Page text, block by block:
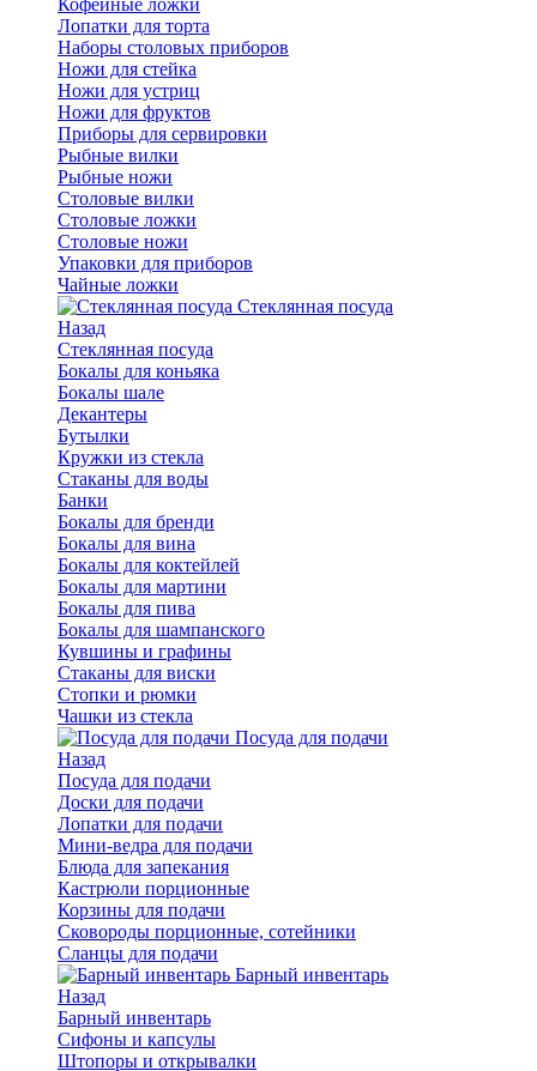
Лопатки для торта
Наборы столовых приборов
Ножи для стейка
Ножи для устриц
Ножи для фруктов
Приборы для сервировки
Рыбные вилки
Рыбные ножи
Столовые вилки
Столовые ложки
Столовые ножи
Упаковки для приборов
Чайные ложки
Стеклянная посуда
Назад
Стеклянная посуда
Бокалы для коньяка
Бокалы шале
Декантеры
Бутылки
Кружки из стекла
Стаканы для воды
Банки
Бокалы для бренди
Бокалы для вина
Бокалы для коктейлей
Бокалы для мартини
Бокалы для пива
Бокалы для шампанского
Кувшины и графины
Стаканы для виски
Стопки и рюмки
Чашки из стекла
Посуда для подачи
Назад
Посуда для подачи
Доски для подачи
Лопатки для подачи
Мини-ведра для подачи
Блюда для запекания
Кастрюли порционные
Корзины для подачи
Сковороды порционные, сотейники
Сланцы для подачи
Барный инвентарь
Назад
Барный инвентарь
Сифоны и капсулы
Штопоры и открывалки